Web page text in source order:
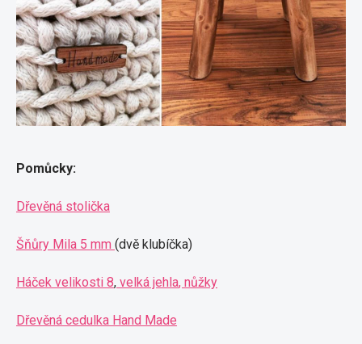
Pomůcky:
Dřevěná stolička
Šňůry Mila 5 mm (dvě klubíčka)
Háček velikosti 8, velká jehla, nůžky
Dřevěná cedulka Hand Made